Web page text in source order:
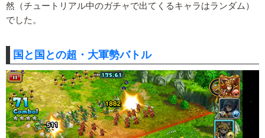
然（チュートリアル中のガチャで出てくるキャラはランダム）
でした。
国と国との超・大軍勢バトル